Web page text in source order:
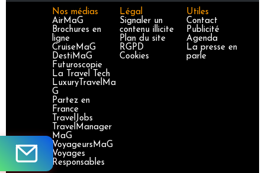
Nos médias
AirMaG
Brochures en
ligne
CruiseMaG
DestiMaG
Futuroscopie
La Travel Tech
LuxuryTravelMa
G
Partez en
France
TravelJobs
TravelManager
MaG
VoyageursMaG
Voyages
Responsables
Légal
Signaler un
contenu illicite
Plan du site
RGPD
Cookies
Utiles
Contact
Publicité
Agenda
La presse en
parle